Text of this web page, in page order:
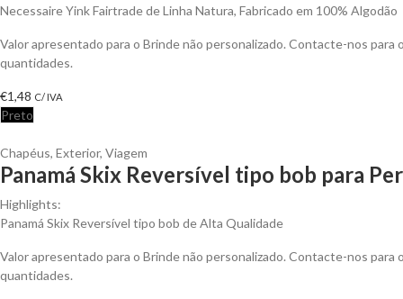
Necessaire Yink Fairtrade de Linha Natura, Fabricado em 100% Algodão
Valor apresentado para o Brinde não personalizado. Contacte-nos
quantidades.
€1,48 C/ IVA
Preto
Chapéus, Exterior, Viagem
Panamá Skix Reversível tipo bob para
Highlights:
Panamá Skix Reversível tipo bob de Alta Qualidade
Valor apresentado para o Brinde não personalizado. Contacte-nos
quantidades.